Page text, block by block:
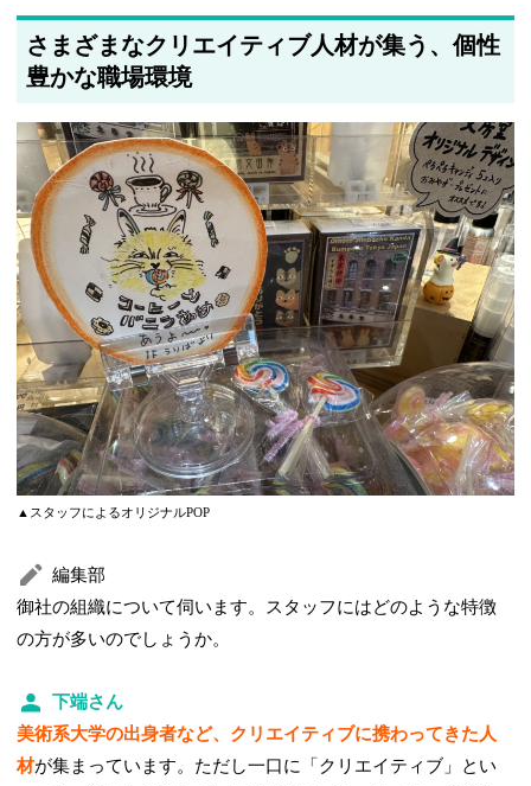
さまざまなクリエイティブ人材が集う、個性
豊かな職場環境
▲スタッフによるオリジナルPOP
編集部
御社の組織について伺います。スタッフにはどのような特徴
の方が多いのでしょうか。
下端さん
美術系大学の出身者など、クリエイティブに携わってきた人
材が集まっています。ただし一口に「クリエイティブ」とい